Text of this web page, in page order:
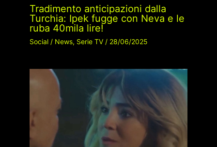
Tradimento anticipazioni dalla
Turchia: Ipek fugge con Neva e le
ruba 40mila lire!
Social/ News, Serie TV/ 28/06/2025